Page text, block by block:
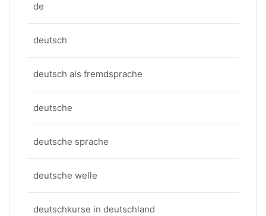
de
deutsch
deutsch als fremdsprache
deutsche
deutsche sprache
deutsche welle
deutschkurse in deutschland